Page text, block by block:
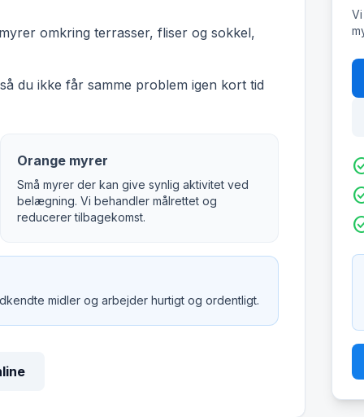
omkring terrasser, fliser og sokkel,
du ikke får samme problem igen kort tid
Orange myrer
Små myrer der kan give synlig aktivitet ved
belægning. Vi behandler målrettet og
reducerer tilbagekomst.
midler og arbejder hurtigt og ordentligt.